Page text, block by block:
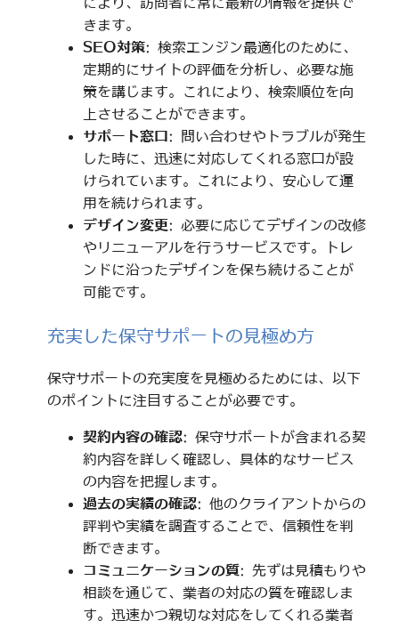
きます。
SEO対策: 検索エンジン最適化のために、
定期的にサイトの評価を分析し、必要な施
策を講じます。これにより、検索順位を向
上させることができます。
サポート窓口 : 問い合わせやトラブルが発生
した時に、迅速に対応してくれる窓口が設
けられています。これにより、安心して運
用を続けられます。
デザイン変更: 必要に応じてデザインの改修
やリニューアルを行うサービスです。トレ
ンドに沿ったデザインを保ち続けることが
可能です。
充実した保守サポートの見極め方
保守サポートの充実度を見極めるためには、以下
のポイントに注目することが必要です。
契約内容の確認: 保守サポートが含まれる契
約内容を詳しく確認し、具体的なサービス
の内容を把握します。
過去の実績の確認: 他のクライアントからの
評判や実績を調査することで、信頼性を判
断できます。
コミュニケーションの質: 先ずは見積もりや
相談を通じて、業者の対応の質を確認しま
す。迅速かつ親切な対応をしてくれる業者